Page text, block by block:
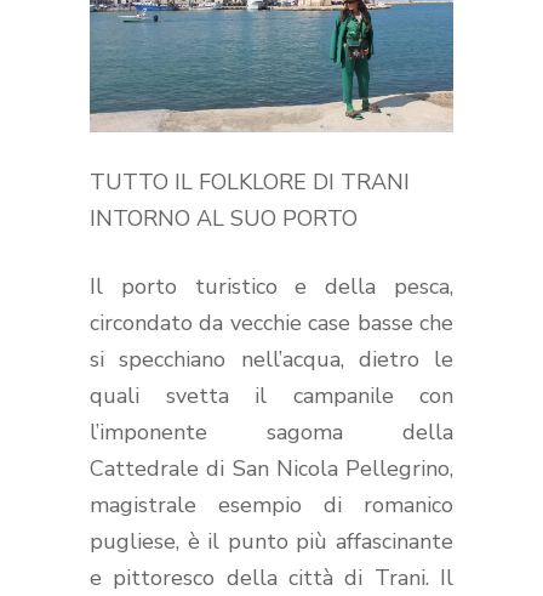
TUTTO IL FOLKLORE DI TRANI
INTORNO AL SUO PORTO
Il porto turistico e della pesca,
circondato da vecchie case basse che
si specchiano nell’acqua, dietro le
quali svetta il campanile con
l’imponente sagoma della
Cattedrale di San Nicola Pellegrino,
magistrale esempio di romanico
pugliese, è il punto più affascinante
e pittoresco della città di Trani. Il